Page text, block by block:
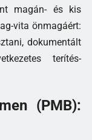
magán- és kis
vita önmagáért:
dokumentált
terítés-
(PMB):